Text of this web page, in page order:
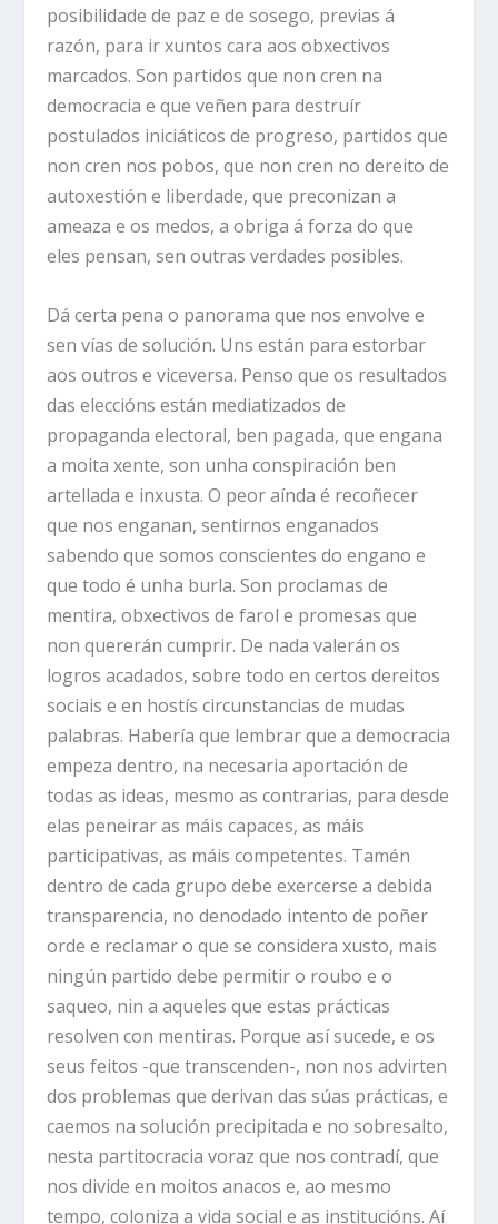
posibilidade de paz e de sosego, previas á
razón, para ir xuntos cara aos obxectivos
marcados. Son partidos que non cren na
democracia e que veñen para destruír
postulados iniciáticos de progreso, partidos que
non cren nos pobos, que non cren no dereito de
autoxestión e liberdade, que preconizan a
ameaza e os medos, a obriga á forza do que
eles pensan, sen outras verdades posibles.
Dá certa pena o panorama que nos envolve e
sen vías de solución. Uns están para estorbar
aos outros e viceversa. Penso que os resultados
das eleccións están mediatizados de
propaganda electoral, ben pagada, que engana
a moita xente, son unha conspiración ben
artellada e inxusta. O peor aínda é recoñecer
que nos enganan, sentirnos enganados
sabendo que somos conscientes do engano e
que todo é unha burla. Son proclamas de
mentira, obxectivos de farol e promesas que
non quererán cumprir. De nada valerán os
logros acadados, sobre todo en certos dereitos
sociais e en hostís circunstancias de mudas
palabras. Habería que lembrar que a democracia
empeza dentro, na necesaria aportación de
todas as ideas, mesmo as contrarias, para desde
elas peneirar as máis capaces, as máis
participativas, as máis competentes. Tamén
dentro de cada grupo debe exercerse a debida
transparencia, no denodado intento de poñer
orde e reclamar o que se considera xusto, mais
ningún partido debe permitir o roubo e o
saqueo, nin a aqueles que estas prácticas
resolven con mentiras. Porque así sucede, e os
seus feitos -que transcenden-, non nos advirten
dos problemas que derivan das súas prácticas, e
caemos na solución precipitada e no sobresalto,
nesta partitocracia voraz que nos contradí, que
nos divide en moitos anacos e, ao mesmo
tempo, coloniza a vida social e as institucións. Aí